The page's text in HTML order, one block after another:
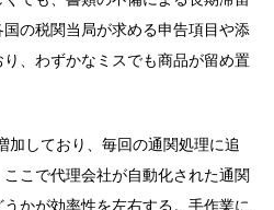
の税関当局が求める申告項目や添
、わずかなミスでも商品が留め置
加しており、毎回の通関処理に追
こで代理会社が自動化された通関
かが効率性を左右する。手作業に